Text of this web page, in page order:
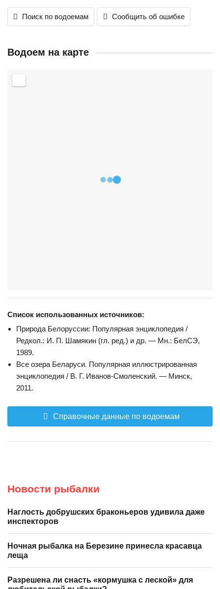
Поиск по водоемам Сообщить об ошибке
Водоем на карте
Список использованных источников:
Природа Белоруссии: Популярная энциклопедия /
Редкол.: И. П. Шамякин (гл. ред.) и др. — Мн.: БелСЭ,
1989.
Все озера Беларуси. Популярная иллюстрированная
энциклопедия / В. Г. Иванов-Смоленский. — Минск,
2011.
Справочные данные по водоемам
Новости рыбалки
Наглость добрушских браконьеров удивила даже
инспекторов
Ночная рыбалка на Березине принесла красавца
леща
Разрешена ли снасть «кормушка с леской» для